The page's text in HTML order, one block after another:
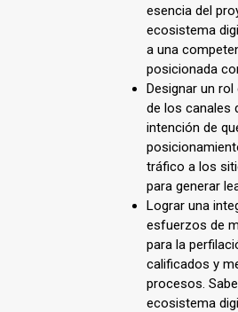
esencia del
ecosistema
a una
posicionada
Designar un
de los canales
intención de
tráfico a los
para generar
Lograr una
esfuerzos de
para la
calificados y
procesos.
ecosistema